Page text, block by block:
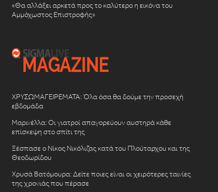
«Θα αλλάξει αρκετά προς το καλύτερο η εικόνα του
Αμμόχωστος Επιστροφής»
ΧΡΥΣΩΜΑΓΕΙΡΕΜΑΤΑ: Όλα όσα θα δούμε την προσεχή
εβδομάδα
Μαρινέλλα: Οι γιατροί απαγορεύουν αυστηρά κάθε
επίσκεψη στο σπίτι της
Ξέσπασε ο Νίκος Νικόλιζας κατά του Πλούταρχου και της
Θεοδωρίδου
Χρυσά Βατόμουρα: Δείτε ποιες είναι οι χειρότερες ταινίες
της χρονιάς που πέρασε